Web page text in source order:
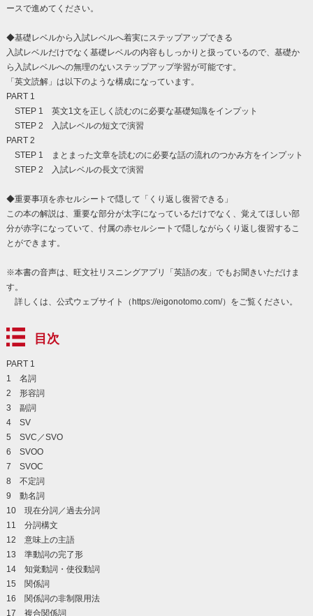
ースで進めてください。
◆基礎レベルから入試レベルへ着実にステップアップできる
入試レベルだけでなく基礎レベルの内容もしっかりと扱っているので、基礎か
ら入試レベルへの無理のないステップアップ学習が可能です。
「英文読解」は以下のような構成になっています。
PART 1
STEP 1 英文1文を正しく読むのに必要な基礎知識をインプット
STEP 2 入試レベルの短文で演習
PART 2
STEP 1 まとまった文章を読むのに必要な話の流れのつかみ方をインプット
STEP 2 入試レベルの長文で演習
◆重要事項を赤セルシートで隠して「くり返し復習できる」
この本の解説は、重要な部分が太字になっているだけでなく、覚えてほしい部
分が赤字になっていて、付属の赤セルシートで隠しながらくり返し復習するこ
とができます。
※本書の音声は、旺文社リスニングアプリ「英語の友」でもお聞きいただけま
す。
詳しくは、公式ウェブサイト（https://eigonotomo.com/）をご覧ください。
目次
PART 1
1 名詞
2 形容詞
3 副詞
4 SV
5 SVC／SVO
6 SVOO
7 SVOC
8 不定詞
9 動名詞
10 現在分詞／過去分詞
11 分詞構文
12 意味上の主語
13 準動詞の完了形
14 知覚動詞・使役動詞
15 関係詞
16 関係詞の非制限用法
17 複合関係詞